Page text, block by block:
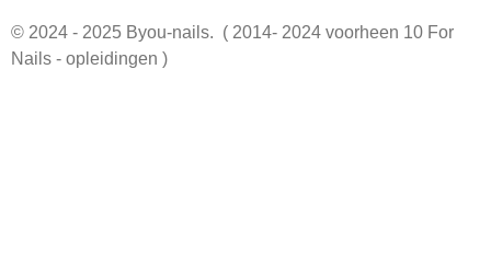
© 2024 - 2025 Byou-nails. ( 2014- 2024 voorheen 10 For
Nails - opleidingen )